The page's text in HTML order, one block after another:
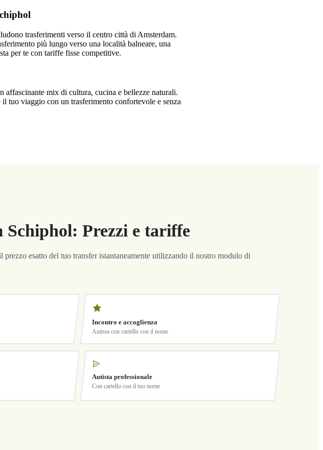
trasferimenti verso il centro città di Amsterdam.
più lungo verso una località balneare, una
per te con tariffe fisse competitive.
affascinante mix di cultura, cucina e bellezze naturali.
tuo viaggio con un trasferimento confortevole e senza
Prezzi e tariffe
esatto del tuo transfer istantaneamente utilizzando il nostro modulo di
Incontro e accoglienza
Autista con cartello con il nome
Autista professionale
Con cartello con il tuo nome